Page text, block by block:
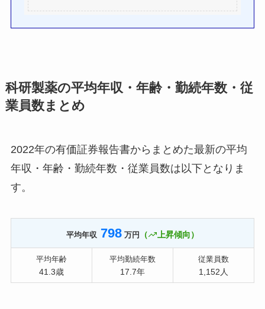
科研製薬の平均年収・年齢・勤続年数・従
業員数まとめ
2022年の有価証券報告書からまとめた最新の平均
年収・年齢・勤続年数・従業員数は以下となりま
す。
平均年収 798 万円 （ 上昇傾向）
平均年齢
41.3歳
平均勤続年数
17.7年
従業員数
1,152人